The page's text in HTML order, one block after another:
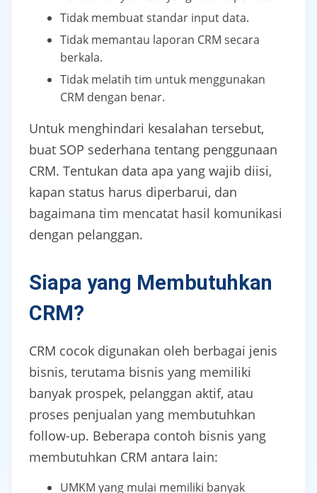
Tidak membuat standar input data.
Tidak memantau laporan CRM secara
berkala.
Tidak melatih tim untuk menggunakan
CRM dengan benar.
Untuk menghindari kesalahan tersebut,
buat SOP sederhana tentang penggunaan
CRM. Tentukan data apa yang wajib diisi,
kapan status harus diperbarui, dan
bagaimana tim mencatat hasil komunikasi
dengan pelanggan.
Siapa yang Membutuhkan
CRM?
CRM cocok digunakan oleh berbagai jenis
bisnis, terutama bisnis yang memiliki
banyak prospek, pelanggan aktif, atau
proses penjualan yang membutuhkan
follow-up. Beberapa contoh bisnis yang
membutuhkan CRM antara lain:
UMKM yang mulai memiliki banyak